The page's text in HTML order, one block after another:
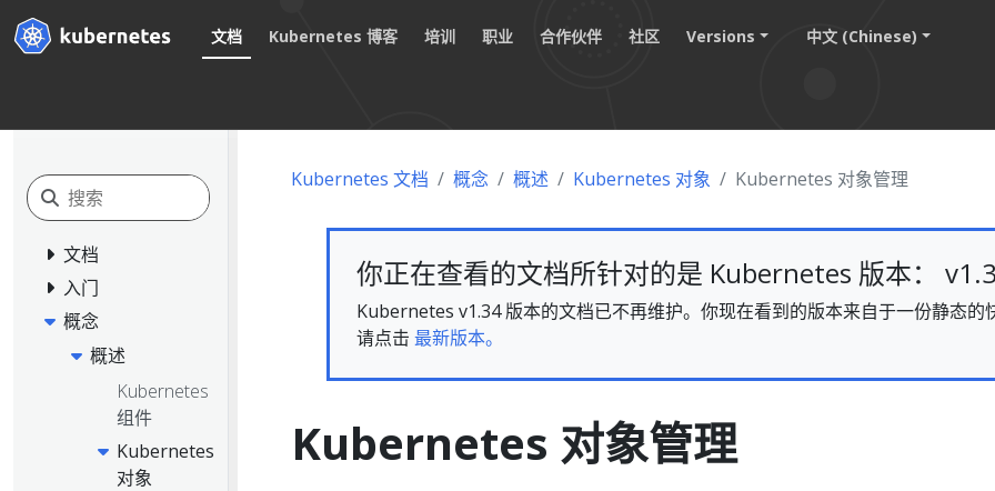
文档 Kubernetes 博客 培训 职业 合作伙伴 社区 Versions 中文 (Chinese)
文档
入门
概念
概述
Kubernetes
组件
Kubernetes
对象
Kubernetes 文档 概念 概述 Kubernetes 对象 Kubernetes 对象管理
你正在查看的文档所针对的是 Kubernetes 版本：
Kubernetes v1.34 版本的文档已不再维护。你现在看到的版本来自于一份静态的
请点击 最新版本。
Kubernetes 对象管理